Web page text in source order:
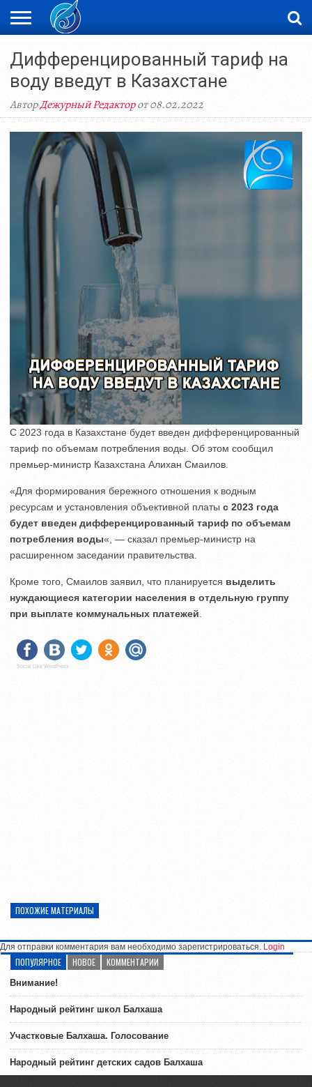
ЖАҢАЛЫҚТАР
НОВОСТИ
ВИДЕО
ФОТОРЕПОРТАЖИ
ОРКЕН
LIVETV
Дифференцированный тариф на
воду введут в Казахстане
АвторДежурный Редакторот 08.02.2022
С 2023 года в Казахстане будет введен дифференцированный
тариф по объемам потребления воды. Об этом сообщил
премьер-министр Казахстана Алихан Смаилов.
«Для формирования бережного отношения к водным
ресурсам и установления объективной платы с 2023 года
будет введен дифференцированный тариф по объемам
потребления воды«, — сказал премьер-министр на
расширенном заседании правительства.
Кроме того, Смаилов заявил, что планируется выделить
нуждающиеся категории населения в отдельную группу
при выплате коммунальных платежей
Social Like WordPress
ПОХОЖИЕ МАТЕРИАЛЫ
Для отправки комментария вам необходимо зарегистрироваться. Login
ПОПУЛЯРНОЕ НОВОЕ КОММЕНТАРИИ
Внимание!
Народный рейтинг школ Балхаша
Участковые Балхаша. Голосование
Народный рейтинг детских садов Балхаша